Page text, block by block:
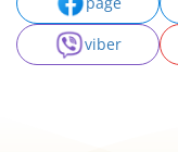
viber